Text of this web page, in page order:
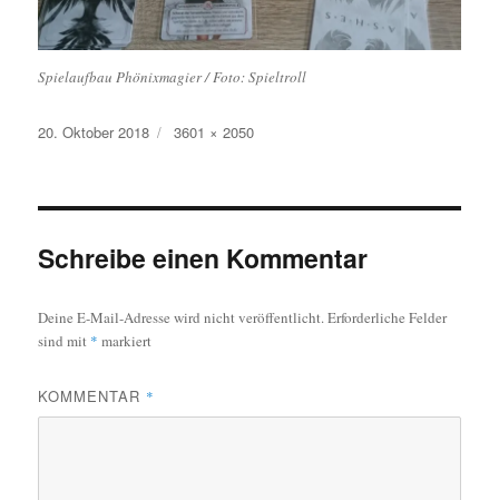
Spielaufbau Phönixmagier / Foto: Spieltroll
Veröffentlicht
20. Oktober 2018 Originalgröße
3601 × 2050
Schreibe einen Kommentar
Deine E-Mail-Adresse wird nicht veröffentlicht.Erforderliche Felder
sind mit * markiert
KOMMENTAR *